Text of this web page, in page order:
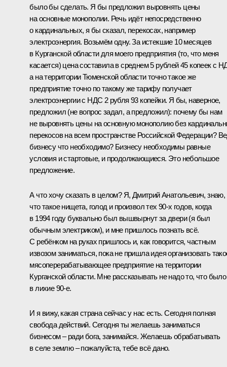
было бы сделать. Я бы предложил выровнять цены
на основные монополии. Речь идёт непосредственно
о кардинальных, я бы сказал, перекосах, например
электроэнергия. Возьмём одну. За истекшие 10 месяцев
в Курганской области для моего предприятия (то, что меня
касается) цена составила в среднем 5 рублей 45 копеек с
а на территории Тюменской области точно такое же
предприятие точно по такому же тарифу получает
электроэнергии с НДС 2 рубля 93 копейки. Я бы, наверное,
предложил (не вопрос задал, а предложил): почему бы нам
не выровнять цены на основную монополию без
перекосов на всем пространстве Российской Федерации?
бизнесу что необходимо? Бизнесу необходимы равные
условия и стартовые, и продолжающиеся. Это небольшое
предложение.
А что хочу сказать в целом? Я, Дмитрий Анатольевич, знаю,
что такое нищета, голод и произвол тех 90-х годов, когда
в 1994 году буквально был вышвырнут за двери (я был
обычным электриком), и мне пришлось познать всё.
С ребёнком на руках пришлось и, как говорится, частным
извозом заниматься, пока не пришла идея организовать
мясоперерабатывающее предприятие на территории
Курганской области. Мне рассказывать не надо то, что было
в лихие 90-е.
И я вижу, какая страна сейчас у нас есть. Сегодня полная
свобода действий. Сегодня ты желаешь заниматься
бизнесом – ради бога, занимайся. Желаешь обрабатывать
в селе землю – пожалуйста, тебе всё дано.